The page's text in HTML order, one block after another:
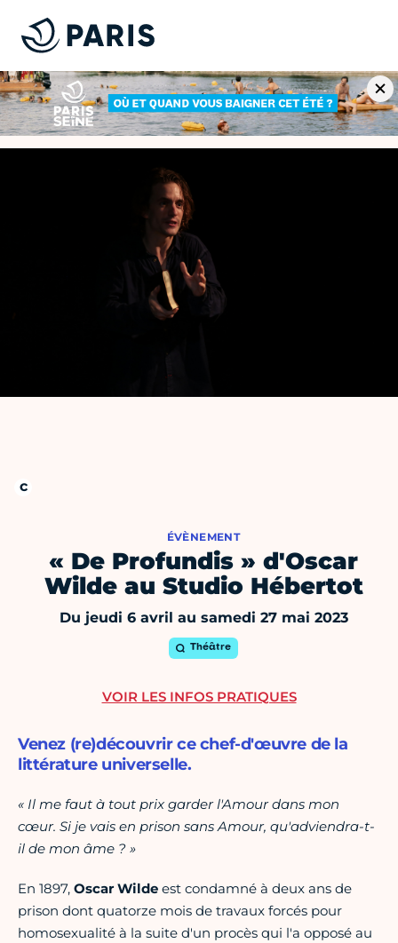
ÉVÈNEMENT
« De Profundis » d'Oscar
Wilde au Studio Hébertot
Du jeudi 6 avril au samedi 27 mai 2023
Théâtre
Venez (re)découvrir ce chef-d'œuvre de la
littérature universelle.
« Il me faut à tout prix garder l'Amour dans mon
cœur. Si je vais en prison sans Amour, qu'adviendra-t-
il de mon âme ? »
En 1897, Oscar Wilde est condamné à deux ans de
prison dont quatorze mois de travaux forcés pour
homosexualité à la suite d'un procès qui l'a opposé au
VOIR LES INFOS PRATIQUES